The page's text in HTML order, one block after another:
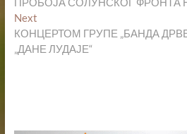
NextNext
post:
КОНЦЕРТОМ ГРУПЕ „БАНДА
„ДАНЕ ЛУДАЈЕ“